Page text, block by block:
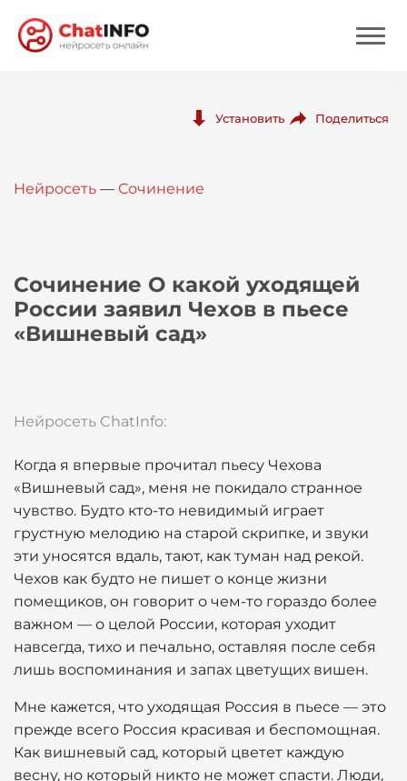
Вход
Установить Поделиться
Нейросеть — Сочинение
Сочинение О какой уходящей
России заявил Чехов в пьесе
«Вишневый сад»
Нейросеть ChatInfo:
Когда я впервые прочитал пьесу Чехова
«Вишневый сад», меня не покидало странное
чувство. Будто кто-то невидимый играет
грустную мелодию на старой скрипке, и звуки
эти уносятся вдаль, тают, как туман над рекой.
Чехов как будто не пишет о конце жизни
помещиков, он говорит о чем-то гораздо более
важном — о целой России, которая уходит
навсегда, тихо и печально, оставляя после себя
лишь воспоминания и запах цветущих вишен.
Мне кажется, что уходящая Россия в пьесе — это
прежде всего Россия красивая и беспомощная.
Как вишневый сад, который цветет каждую
весну, но который никто не может спасти. Люди,